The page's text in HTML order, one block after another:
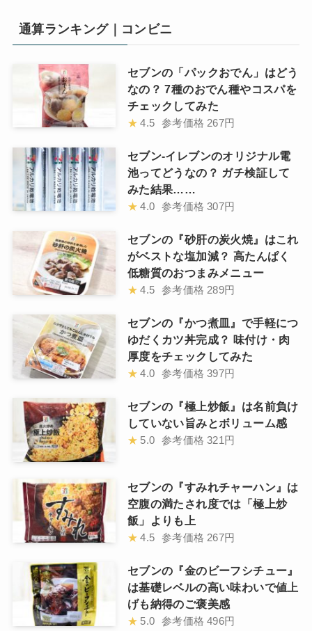
通算ランキング｜コンビニ
セブンの「パックおでん」はどう
なの？ 7種のおでん種やコスパを
チェックしてみた
★ 4.5 参考価格 267円
セブン-イレブンのオリジナル電
池ってどうなの？ ガチ検証して
みた結果……
★ 4.0 参考価格 307円
セブンの『砂肝の炭火焼』はこれ
がベストな塩加減？ 高たんぱく
低糖質のおつまみメニュー
★ 4.5 参考価格 289円
セブンの『かつ煮皿』で手軽につ
ゆだくカツ丼完成？ 味付け・肉
厚度をチェックしてみた
★ 4.0 参考価格 397円
セブンの『極上炒飯』は名前負け
していない旨みとボリューム感
★ 5.0 参考価格 321円
セブンの『すみれチャーハン』は
空腹の満たされ度では「極上炒
飯」よりも上
★ 4.5 参考価格 267円
セブンの『金のビーフシチュー』
は基礎レベルの高い味わいで値上
げも納得のご褒美感
★ 5.0 参考価格 496円